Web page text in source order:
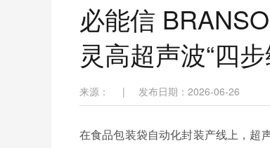
必能信
灵高超声波“四
来源： | 发布日期：2026-06-26
在食品包装袋自动化封装产线上，超